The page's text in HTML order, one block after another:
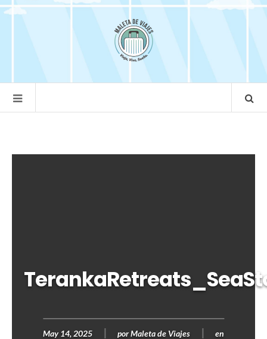
May 14, 2025 porMaleta de Viajes en